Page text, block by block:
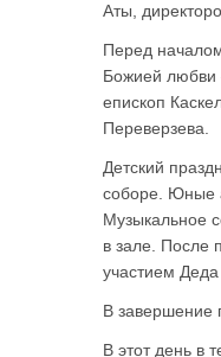
Аты,
Перед
Божией любви
епископ
Переверзева.
Детский
соборе. Юные
Музыкальное
в зале. После
участием Деда
В завершение
В этот день в